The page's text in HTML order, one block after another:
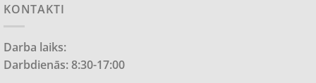
KONTAKTI
Darba laiks:
Darbdienās: 8:30-17:00